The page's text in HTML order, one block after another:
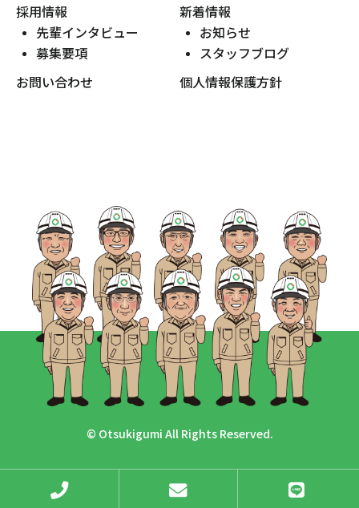
採用情報
先輩インタビュー
募集要項
新着情報
お知らせ
スタッフブログ
お問い合わせ
個人情報保護方針
© Otsukigumi All Rights Reserved.